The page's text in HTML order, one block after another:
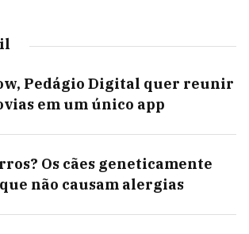
Pedágio Digital quer reunir
em um único app
Os cães geneticamente
não causam alergias